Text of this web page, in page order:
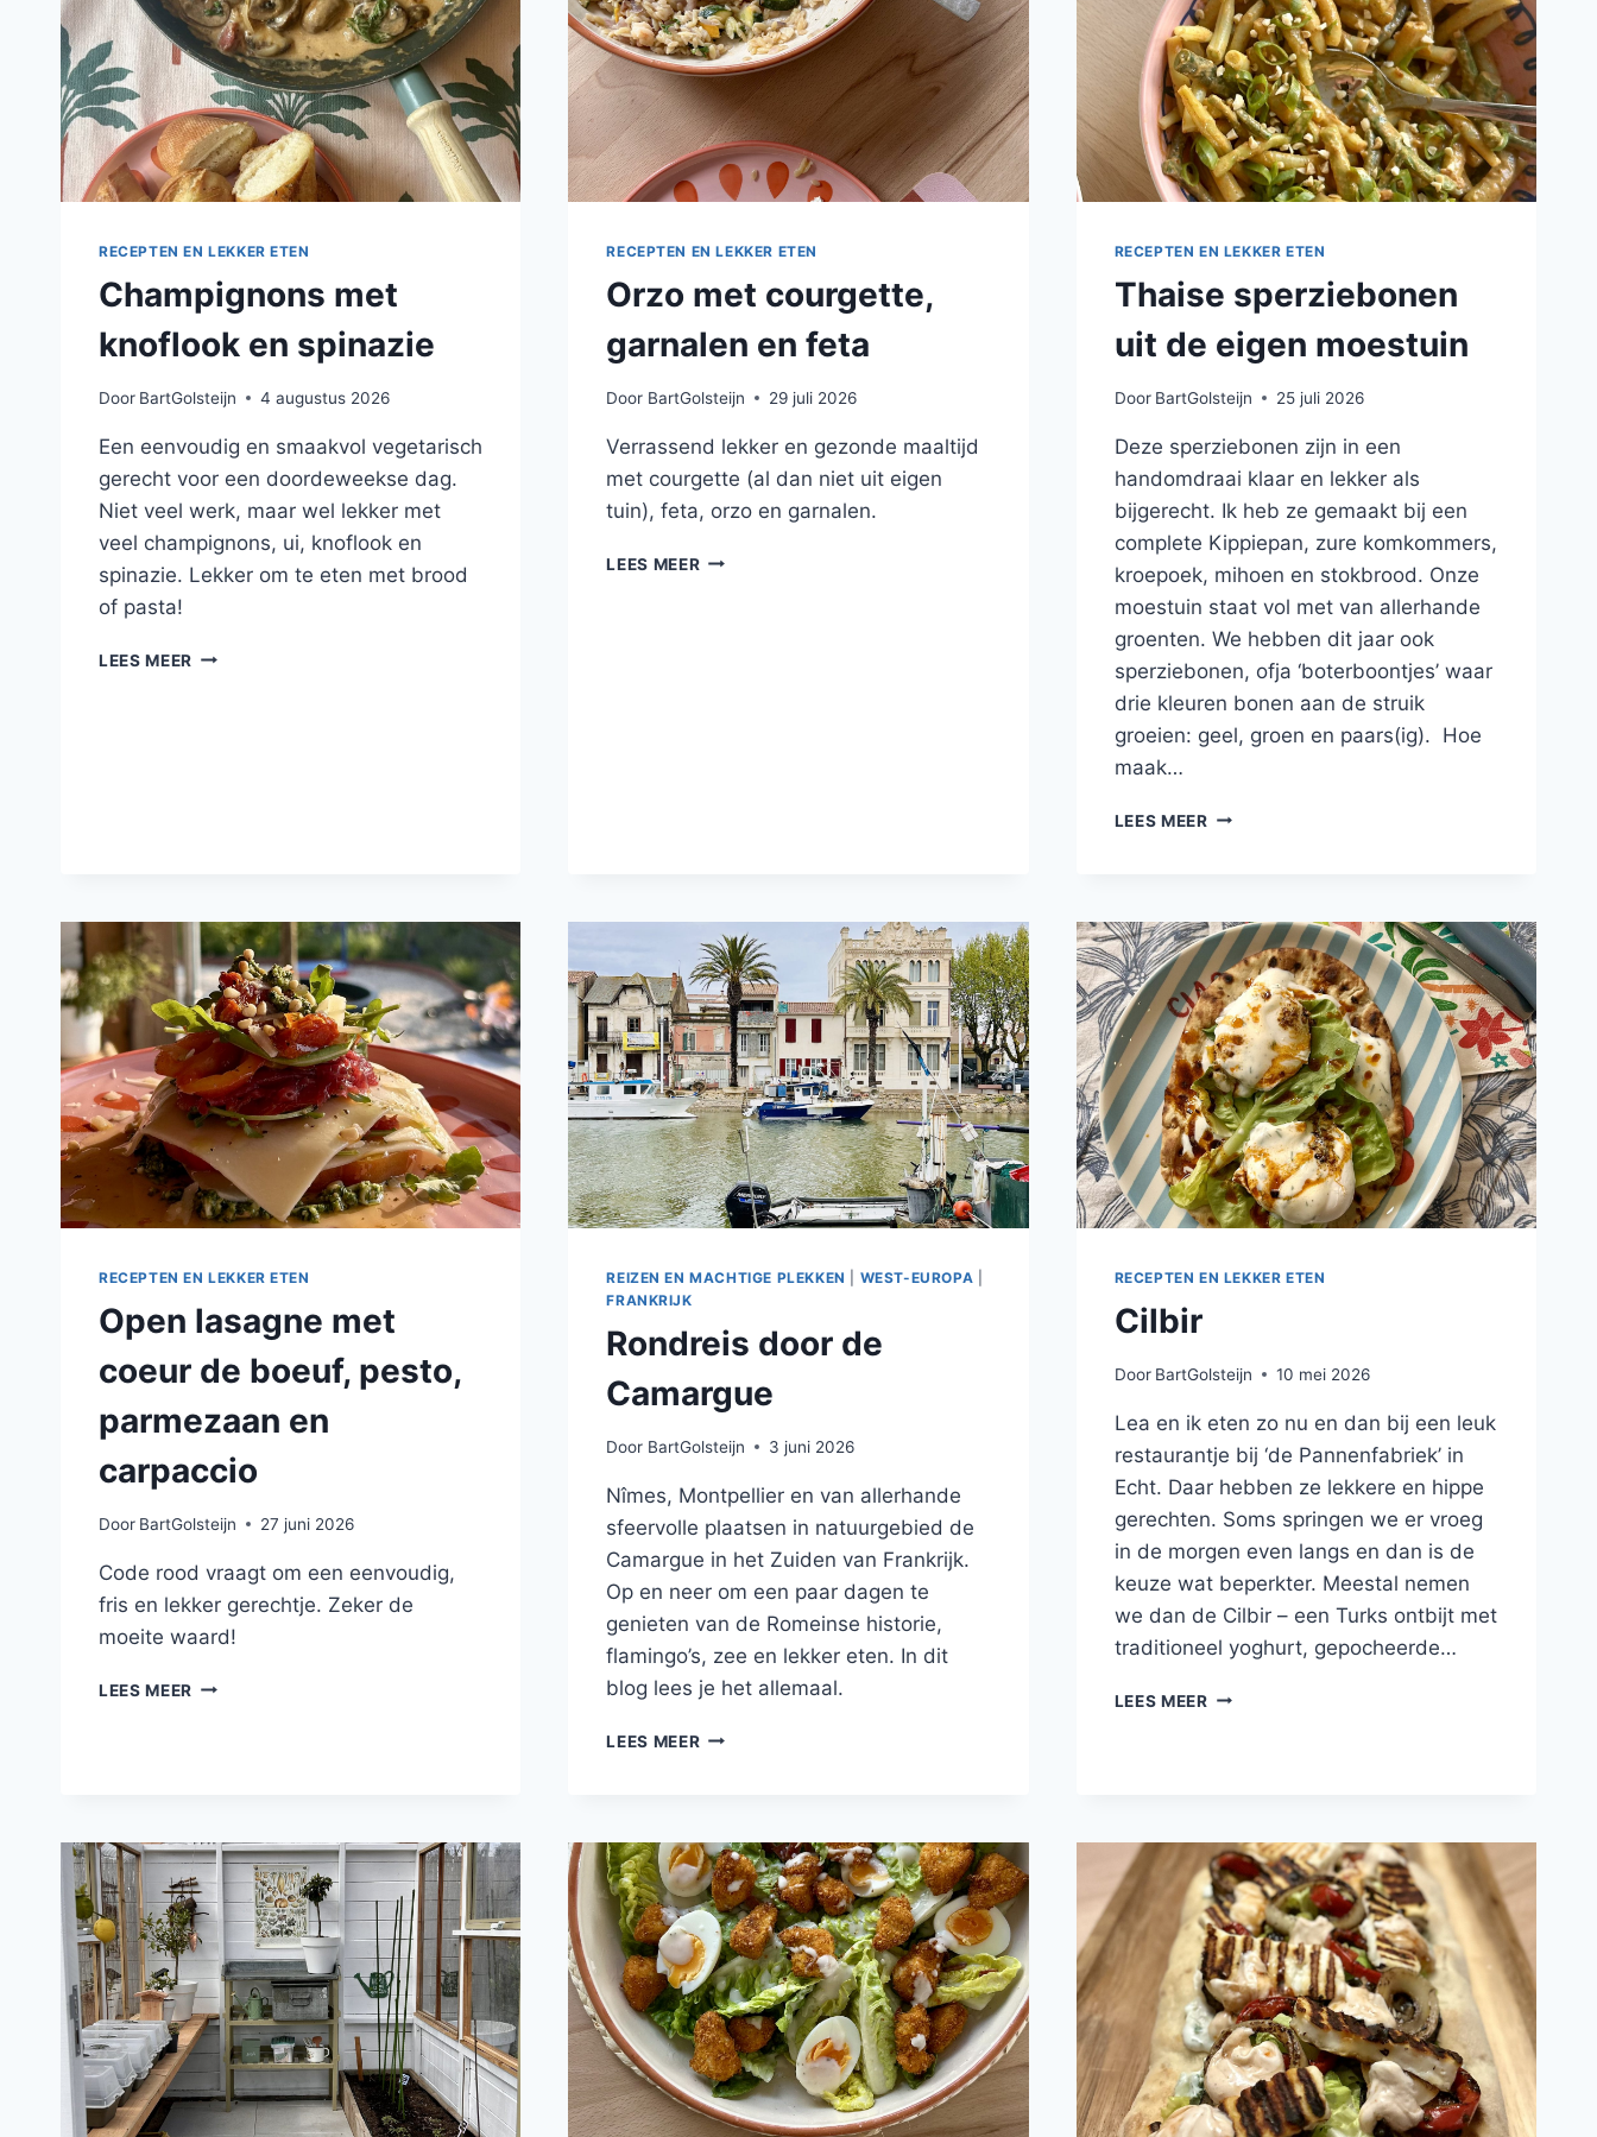
RECEPTEN EN LEKKER ETEN
Champignons met
knoflook en spinazie
Door BartGolsteijn 4 augustus 2026
Een eenvoudig en smaakvol vegetarisch
gerecht voor een doordeweekse dag.
Niet veel werk, maar wel lekker met
veel champignons, ui, knoflook en
spinazie. Lekker om te eten met brood
of pasta!
LEES MEER CHAMPIGNONS
RECEPTEN EN LEKKER ETEN
Orzo met courgette,
garnalen en feta
Door BartGolsteijn 29 juli 2026
Verrassend lekker en gezonde maaltijd
met courgette (al dan niet uit eigen
tuin), feta, orzo en garnalen.
LEES MEERORZO
RECEPTEN EN LEKKER ETEN
Thaise sperziebonen
uit de eigen moestuin
Door BartGolsteijn 25 juli 2026
Deze sperziebonen zijn in een
handomdraai klaar en lekker als
bijgerecht. Ik heb ze gemaakt bij een
complete Kippiepan, zure komkommers,
kroepoek, mihoen en stokbrood. Onze
moestuin staat vol met van allerhande
groenten. We hebben dit jaar ook
sperziebonen, ofja ‘boterboontjes’ waar
drie kleuren bonen aan de struik
groeien: geel, groen en paars(ig). Hoe
maak…
LEES MEERTHAISE
MOESTUIN
RECEPTEN EN LEKKER ETEN
Open lasagne met
coeur de boeuf, pesto,
parmezaan en
carpaccio
Door BartGolsteijn 27 juni 2026
Code rood vraagt om een eenvoudig,
fris en lekker gerechtje. Zeker de
moeite waard!
LEES MEER OPEN
PARMEZAAN
EN
CARPACCIO
REIZEN EN MACHTIGE PLEKKEN WEST-EUROPA
FRANKRIJK
Rondreis door de
Camargue
Door BartGolsteijn 3 juni 2026
Nîmes, Montpellier en van allerhande
sfeervolle plaatsen in natuurgebied de
Camargue in het Zuiden van Frankrijk.
Op en neer om een paar dagen te
genieten van de Romeinse historie,
flamingo’s, zee en lekker eten. In dit
blog lees je het allemaal.
LEES MEERRONDREIS
RECEPTEN EN LEKKER ETEN
Cilbir
Door BartGolsteijn 10 mei 2026
Lea en ik eten zo nu en dan bij een leuk
restaurantje bij ‘de Pannenfabriek’ in
Echt. Daar hebben ze lekkere en hippe
gerechten. Soms springen we er vroeg
in de morgen even langs en dan is de
keuze wat beperkter. Meestal nemen
we dan de Cilbir – een Turks ontbijt met
traditioneel yoghurt, gepocheerde…
LEES MEERCILBIR